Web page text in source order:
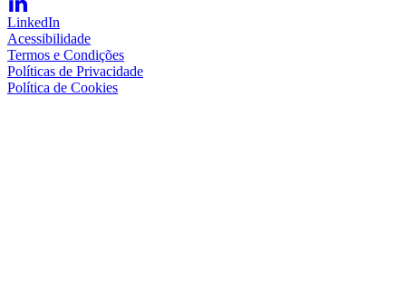
LinkedIn
Acessibilidade
Termos e Condições
Políticas de Privacidade
Política de Cookies